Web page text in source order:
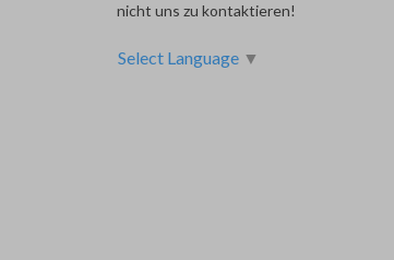
nicht uns zu kontaktieren!
Select Language ▼